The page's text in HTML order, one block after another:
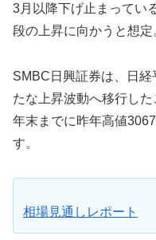
3月以降下げ止まってい
段の上昇に向かうと想定
SMBC日興証券は、日
たな上昇波動へ移行した
年末までに昨年高値
す。
相場見通しレポート